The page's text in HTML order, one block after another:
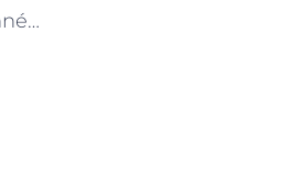
Les stratégies de gestion des données lors d’une transformation digitale à Paris : conseils des consultants